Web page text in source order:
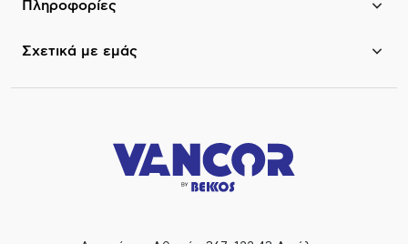
Πληροφορίες
Σχετικά με εμάς